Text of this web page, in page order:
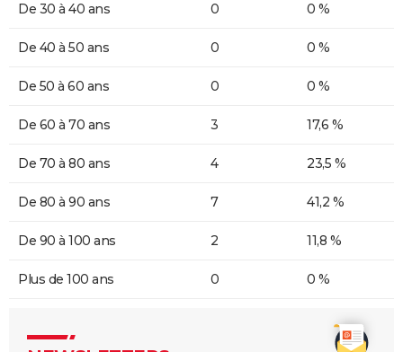
De 30 à 40 ans 0 0 %
De 40 à 50 ans 0 0 %
De 50 à 60 ans 0 0 %
De 60 à 70 ans 3 17,6 %
De 70 à 80 ans 4 23,5 %
De 80 à 90 ans 7 41,2 %
De 90 à 100 ans 2 11,8 %
Plus de 100 ans 0 0 %